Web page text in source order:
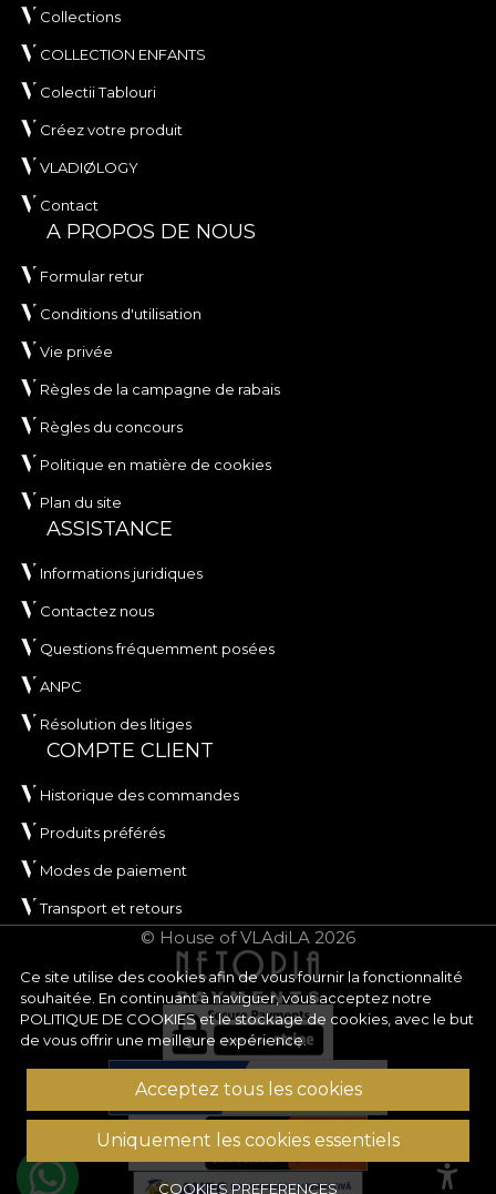
Ce site utilise des cookies afin de vous fournir la fonctionnalité
souhaitée. En continuant à naviguer, vous acceptez notre
POLITIQUE DE COOKIESet le stockage de cookies, avec le but
de vous offrir une meilleure expérience.
Acceptez tous les cookies
Uniquement les cookies essentiels
COOKIES PREFERENCES
Collections
COLLECTION ENFANTS
Colectii Tablouri
Créez votre produit
VLADIØLOGY
Contact
A PROPOS DE NOUS
Formular retur
Conditions d'utilisation
Vie privée
Règles de la campagne de rabais
Règles du concours
Politique en matière de cookies
Plan du site
ASSISTANCE
Informations juridiques
Contactez nous
Questions fréquemment posées
ANPC
Résolution des litiges
COMPTE CLIENT
Historique des commandes
Produits préférés
Modes de paiement
Transport et retours
© House of VLAdiLA 2026